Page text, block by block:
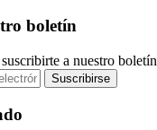
boletín
a nuestro boletín
Suscribirse